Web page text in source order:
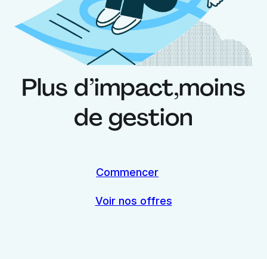
Plus d’impact,moins
de gestion
Commencer
Voir nos offres